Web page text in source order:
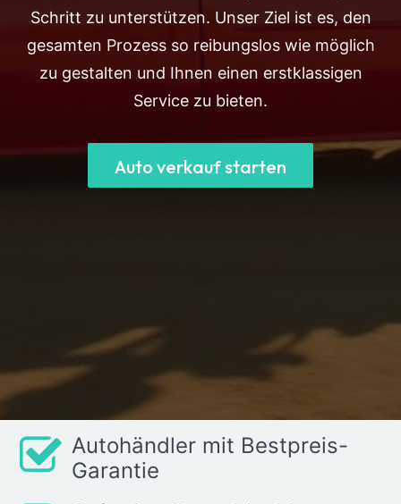
Schritt zu unterstützen. Unser Ziel ist es, den
gesamten Prozess so reibungslos wie möglich
zu gestalten und Ihnen einen erstklassigen
Service zu bieten.
Auto verkauf starten
Autohändler mit Bestpreis-
Garantie